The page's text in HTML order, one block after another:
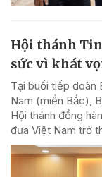
Hội thánh
sức vì khát
Tại buổi tiếp đoàn
Nam (miền Bắc),
Hội thánh đồng
đưa Việt Nam trở